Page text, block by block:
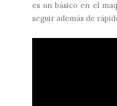
es un básico en el
seguir además de